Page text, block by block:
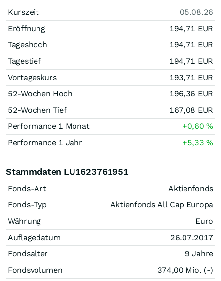
Kurszeit
05.08.26
Eröffnung
194,71 EUR
Tageshoch
194,71 EUR
Tagestief
194,71 EUR
Vortageskurs
193,71 EUR
52-Wochen Hoch
196,36 EUR
52-Wochen Tief
167,08 EUR
Performance 1 Monat
+0,60%
Performance 1 Jahr
+5,33%
Stammdaten LU1623761951
Fonds-Art
Aktienfonds
Fonds-Typ
Aktienfonds All Cap Europa
Währung
Euro
Auflagedatum
26.07.2017
Fondsalter
9 Jahre
Fondsvolumen
374,00 Mio. (-)